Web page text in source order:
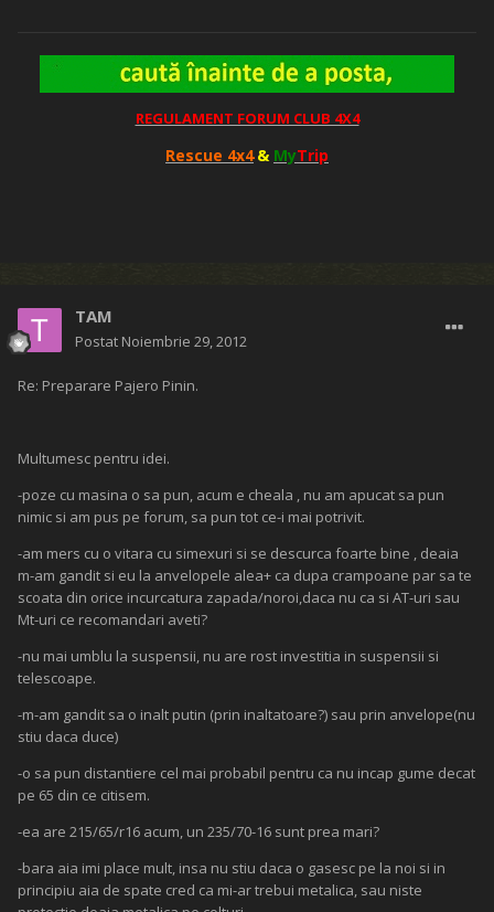
REGULAMENT FORUM CLUB 4X4
Rescue 4x4 & MyTrip
TAM
Postat Noiembrie 29, 2012
Re: Preparare Pajero Pinin.
Multumesc pentru idei.
-poze cu masina o sa pun, acum e cheala , nu am apucat sa pun
nimic si am pus pe forum, sa pun tot ce-i mai potrivit.
-am mers cu o vitara cu simexuri si se descurca foarte bine , deaia
m-am gandit si eu la anvelopele alea+ ca dupa crampoane par sa te
scoata din orice incurcatura zapada/noroi,daca nu ca si AT-uri sau
Mt-uri ce recomandari aveti?
-nu mai umblu la suspensii, nu are rost investitia in suspensii si
telescoape.
-m-am gandit sa o inalt putin (prin inaltatoare?) sau prin anvelope(nu
stiu daca duce)
-o sa pun distantiere cel mai probabil pentru ca nu incap gume decat
pe 65 din ce citisem.
-ea are 215/65/r16 acum, un 235/70-16 sunt prea mari?
-bara aia imi place mult, insa nu stiu daca o gasesc pe la noi si in
principiu aia de spate cred ca mi-ar trebui metalica, sau niste